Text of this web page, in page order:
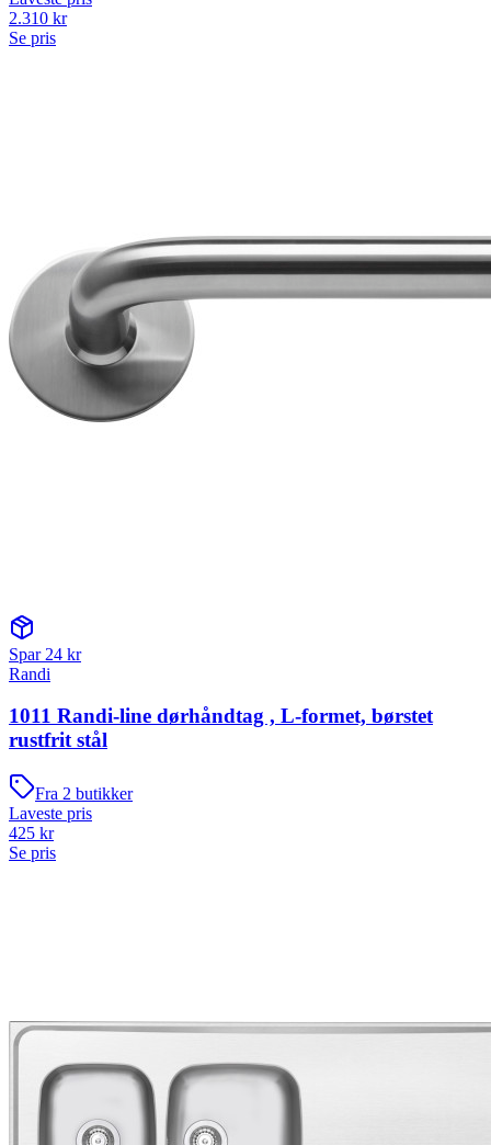
2.310 kr
Se pris
Spar 24 kr
Randi
1011 Randi-line dørhåndtag , L-formet, børstet
rustfrit stål
Fra 2 butikker
Laveste pris
425 kr
Se pris